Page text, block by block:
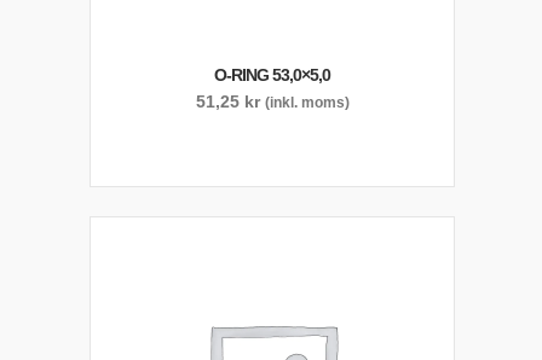
O-RING 53,0×5,0
51,25 kr (inkl. moms)